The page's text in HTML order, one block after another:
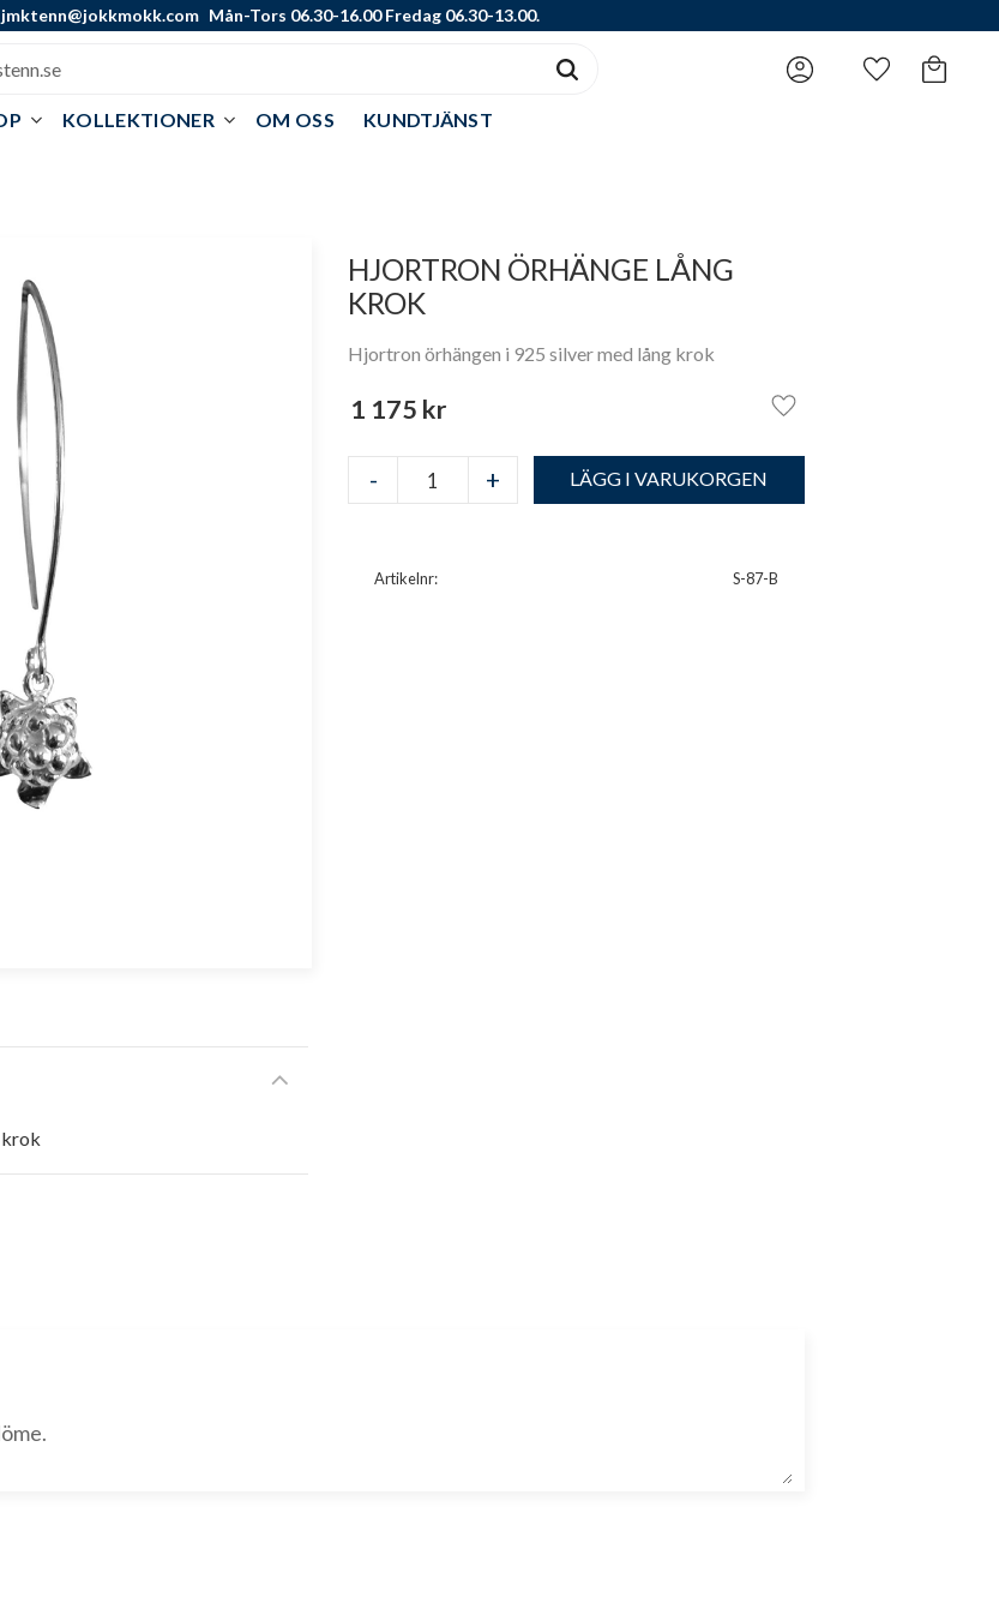
jmktenn@jokkmokk.com Mån-Tors 06.30-16.00 Fredag 06.30-13.00.
Favoriter
Kundvagn
KOLLEKTIONER OM OSS KUNDTJÄNST
HJORTRON ÖRHÄNGE LÅNG
KROK
Hjortron örhängen i 925 silver med lång krok
1 175 kr
+
-
Lägg till i favoriter
Artikelnr S-87-B
krok